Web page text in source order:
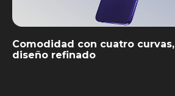
Comodidad con cuatro curvas,
diseño refinado